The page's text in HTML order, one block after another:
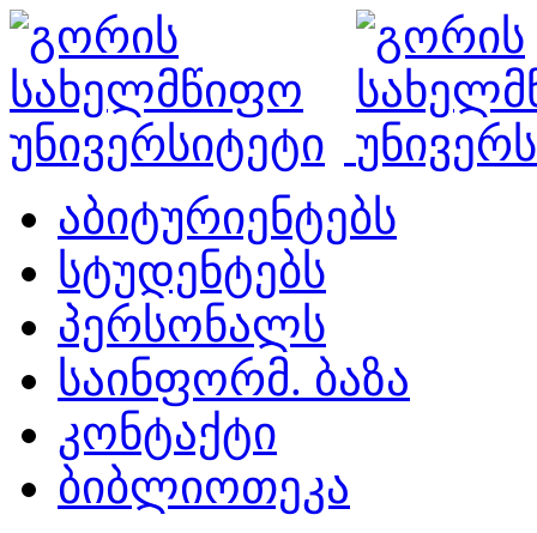
აბიტურიენტებს
სტუდენტებს
პერსონალს
საინფორმ. ბაზა
კონტაქტი
ბიბლიოთეკა